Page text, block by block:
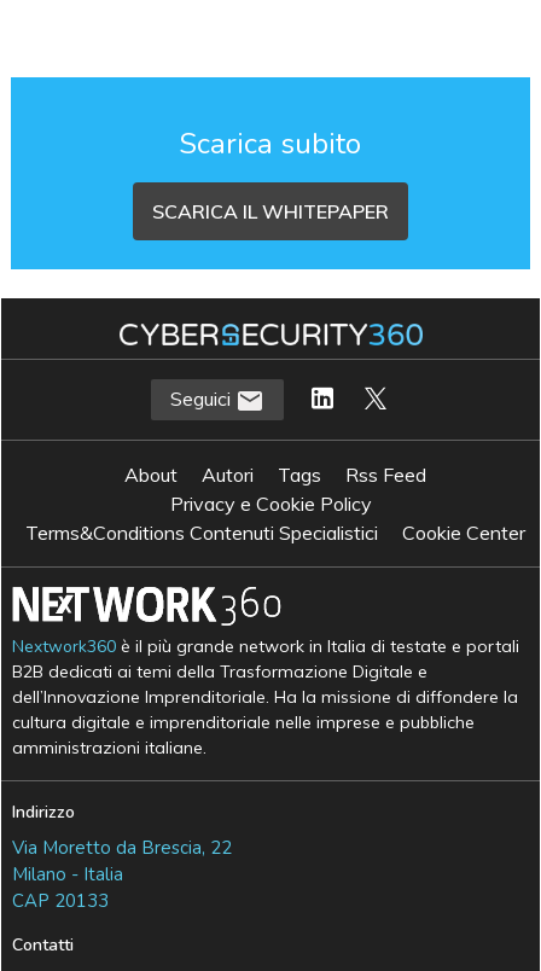
Scarica subito
SCARICA IL WHITEPAPER
Seguici
About Autori Tags
Rss Feed
Privacy e Cookie Policy
Terms&Conditions Contenuti Specialistici
Cookie Center
Nextwork360 è il più grande network in Italia di testate e portali
B2B dedicati ai temi della Trasformazione Digitale e
dell’Innovazione Imprenditoriale. Ha la missione di diffondere la
cultura digitale e imprenditoriale nelle imprese e pubbliche
amministrazioni italiane.
Indirizzo
Via Moretto da Brescia, 22
Milano - Italia
CAP 20133
Contatti